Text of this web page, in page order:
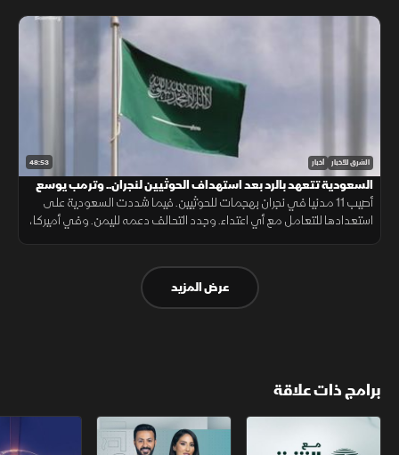
48:53 الشرق للأخبار أخبار
السعودية تتعهد بالرد بعد استهداف الحوثيين لنجران.. وترمب يوسع
قيود الجنسيةأصيب 11 مدنيا في نجران بهجمات للحوثيين. فيما شددت السعودية على
استعدادها للتعامل مع أي اعتداء. وجدد التحالف دعمه لليمن. وفي أميركا،
عرض المزيد
برامج ذات علاقة
مع الشرق الأوسط الخبر الآخر تقارير الشرق